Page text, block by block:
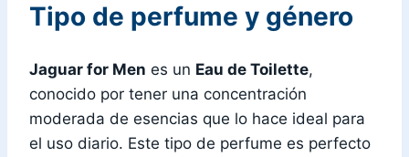
Tipo de perfume y género
Jaguar for Men es un Eau de Toilette,
conocido por tener una concentración
moderada de esencias que lo hace ideal para
el uso diario. Este tipo de perfume es perfecto